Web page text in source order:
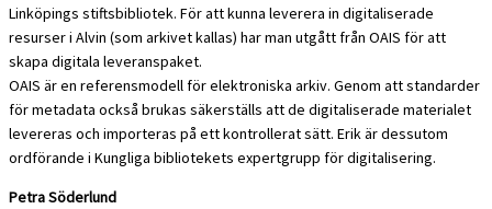
Linköpings stiftsbibliotek. För att kunna leverera in digitaliserade
resurser i Alvin (som arkivet kallas) har man utgått från OAIS för att
skapa digitala leveranspaket.
OAIS är en referensmodell för elektroniska arkiv. Genom att standarder
för metadata också brukas säkerställs att de digitaliserade materialet
levereras och importeras på ett kontrollerat sätt. Erik är dessutom
ordförande i Kungliga bibliotekets expertgrupp för digitalisering.
Petra Söderlund